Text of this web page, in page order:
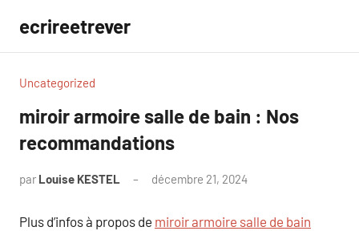
contenu
ecrireetrever
Uncategorized
miroir armoire salle de bain : Nos
recommandations
par Louise KESTEL décembre 21, 2024
Plus d’infos à propos de miroir armoire salle de bain